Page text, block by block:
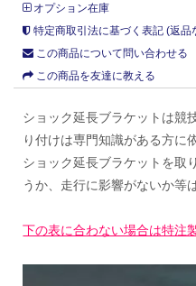
オプション在庫
特定商取引法に基づく表記 (返品
この商品について問い合わせる
この商品を友達に教える
ショック延長ブラケットは競
り付けは専門知識がある方に
ショック延長ブラケットを取
うか、走行に影響がないか等
下の表に合わない場合は特注